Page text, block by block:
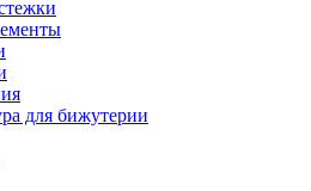
для бижутерии